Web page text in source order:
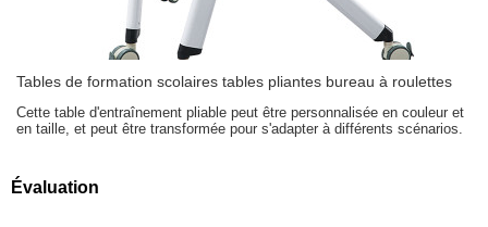
Tables de formation scolaires tables pliantes bureau à roulettes
Cette table d'entraînement pliable peut être personnalisée en couleur et
en taille, et peut être transformée pour s'adapter à différents scénarios.
Évaluation